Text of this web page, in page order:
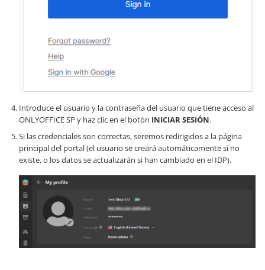
Introduce el usuario y la contraseña del usuario que tiene acceso al
ONLYOFFICE SP y haz clic en el botón INICIAR SESIÓN.
Si las credenciales son correctas, seremos redirigidos a la página
principal del portal (el usuario se creará automáticamente si no
existe, o los datos se actualizarán si han cambiado en el IDP).